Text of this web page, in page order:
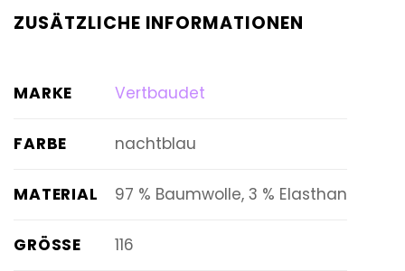
ZUSÄTZLICHE INFORMATIONEN
MARKE Vertbaudet
FARBE nachtblau
MATERIAL 97 % Baumwolle, 3 % Elasthan
GRÖSSE 116